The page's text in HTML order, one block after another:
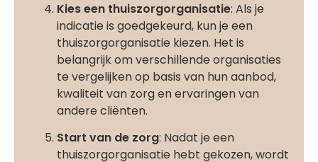
Kies een thuiszorgorganisatie: Als je
indicatie is goedgekeurd, kun je een
thuiszorgorganisatie kiezen. Het is
belangrijk om verschillende organisaties
te vergelijken op basis van hun aanbod,
kwaliteit van zorg en ervaringen van
andere cliënten.
Start van de zorg: Nadat je een
thuiszorgorganisatie hebt gekozen, wordt